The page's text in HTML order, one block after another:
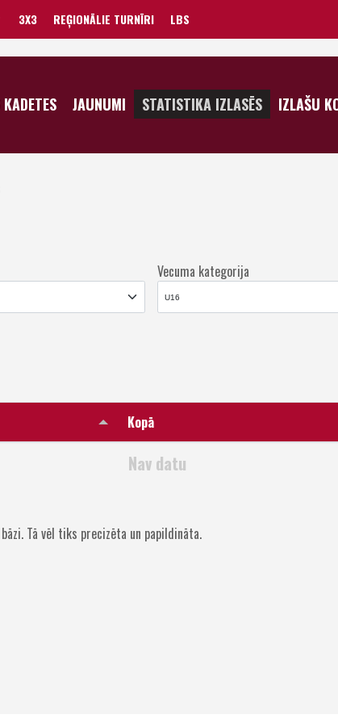
VĪRIEŠI
3X3 REĢIONĀLIE TURNĪRI LBS
JAUNUMI STATISTIKA IZLASĒS IZLAŠU
Vecuma kategorija
Kopā
Nav datu
Tā vēl tiks precizēta un papildināta.